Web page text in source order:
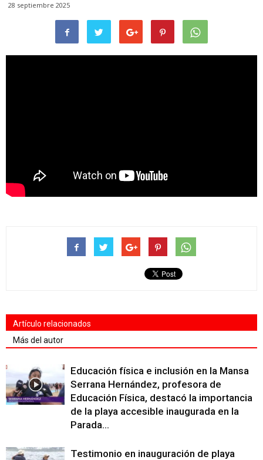
28 septiembre 2025
Artículo relacionados
Más del autor
Educación física e inclusión en la Mansa
Serrana Hernández, profesora de
Educación Física, destacó la importancia
de la playa accesible inaugurada en la
Parada...
Testimonio en inauguración de playa